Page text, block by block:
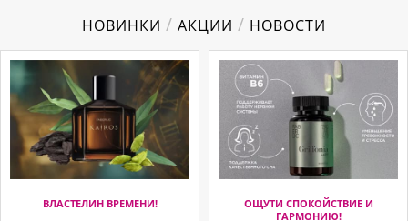
НОВИНКИ / АКЦИИ / НОВОСТИ
ВЛАСТЕЛИН ВРЕМЕНИ!
ОЩУТИ СПОКОЙСТВИЕ И
ГАРМОНИЮ!